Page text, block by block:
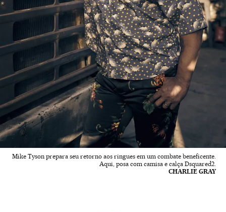
Mike Tyson prepara seu retorno aos ringues em um combate beneficente.
Aqui, posa com camisa e calça Dsquared2.
CHARLIE GRAY